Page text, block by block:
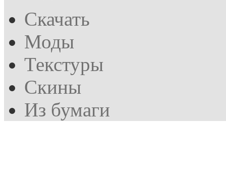
Скачать
Моды
Текстуры
Скины
Из бумаги